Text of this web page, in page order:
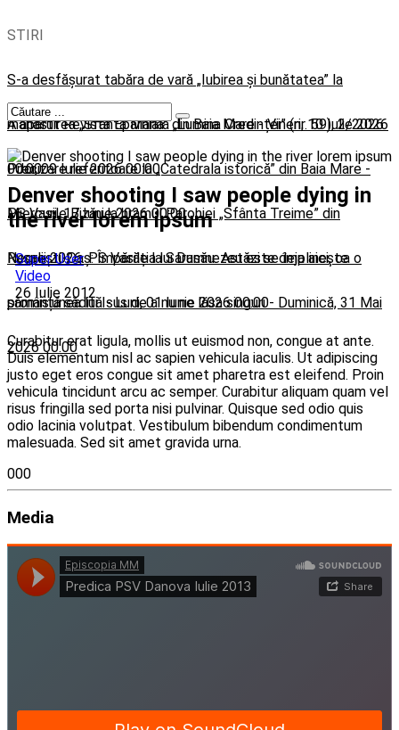
STIRI
S-a desfășurat tabăra de vară „Iubirea și bunătatea” la
mănăstirea „Sfânta Maria” din Baia Mare-Vineri, 10 Iulie 2026
00:00
A apărut Revista Eparhială „Lumina Credinței” (nr. 59), 2/2026
-Joi, 09 Iulie 2026 00:00
Precizare referitoare la „Catedrala istorică” din Baia Mare -
Miercuri, 17 Iunie 2026 00:00
PS Vasile Bizău la hramul Parohiei „Sfânta Treime” din
Negrești-Oaș: Împărăția lui Dumnezeu este deja aici, ca o
sămânță sădită-Luni, 01 Iunie 2026 00:00
Rusalii 2026. PS Vasile la Sarasău: Astăzi se împlinește
promisiunea lui Isus de a nu ne lăsa singuri- Duminică, 31 Mai
2026 00:00
Denver shooting I saw people dying in
the river lorem ipsum
Super User
Video
26 Iulie 2012
Curabitur erat ligula, mollis ut euismod non, congue at ante.
Duis elementum nisl ac sapien vehicula iaculis. Ut adipiscing
justo eget eros congue sit amet pharetra est eleifend. Proin
vehicula tincidunt arcu ac semper. Curabitur aliquam quam vel
risus fringilla sed porta nisi pulvinar. Quisque sed odio quis
odio lacinia volutpat. Vestibulum bibendum condimentum
malesuada. Sed sit amet gravida urna.
000
Media